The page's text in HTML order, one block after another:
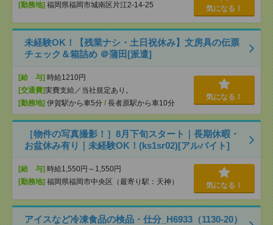
[勤務地] 福岡県福岡市城南区片江2-14-25 気になる！
未経験OK！【残業ナシ・土日祝休み】文房具の伝票
チェック＆箱詰め ＠蒲田[派遣]
[給 与] 時給1210円
[交通費]実費支給／当社規定あり。
[勤務地] 伊賀駅から車5分 / 長者原駅から車10分
気になる！
［物件の写真撮影！］8月下旬スタート｜長期休暇・
お盆休み有り｜未経験OK！(ks1sr02)[アルバイト]
[給 与] 時給1,550円～1,550円
[勤務地] 福岡県福岡市中央区（最寄り駅：天神） 気になる！
アイスなど冷凍食品の検品・仕分_H6933（1130-20）